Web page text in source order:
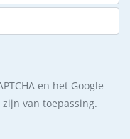
en het Google
zijn van toepassing.